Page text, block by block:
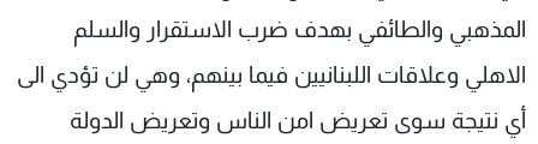
المذهبي والطائفي بهدف ضرب الاستقرار والسلم
الاهلي وعلاقات اللبنانيين فيما بينهم، وهي لن تؤدي الى
أي نتيجة سوى تعريض امن الناس وتعريض الدولة